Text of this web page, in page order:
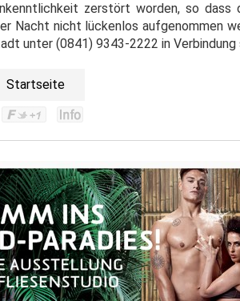
zerstört worden, so dass
Nacht nicht lückenlos aufgenommen
unter (0841) 9343-2222 in Verbindung
Startseite